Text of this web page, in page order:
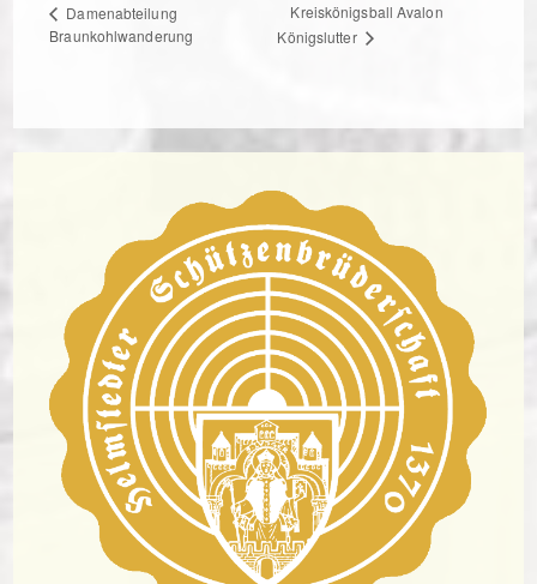
Damenabteilung
Braunkohlwanderung
Kreiskönigsball Avalon
Königslutter